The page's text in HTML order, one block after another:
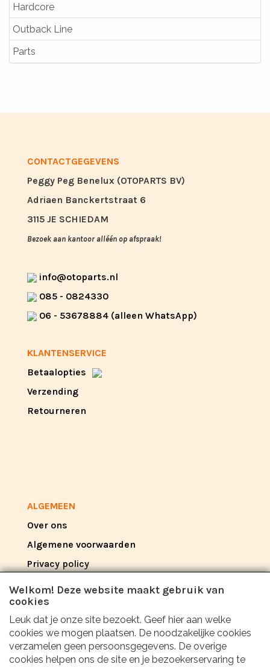
Hardcore
Outback Line
Parts
CONTACTGEGEVENS
Peggy Peg Benelux (OTOPARTS BV)
Adriaen Banckertstraat 6
3115 JE SCHIEDAM
Bezoek aan kantoor alléén op afspraak!
info@otoparts.nl
085 - 0824330
06 - 53678884 (alleen WhatsApp)
KLANTENSERVICE
Betaalopties
Verzending
Retourneren
ALGEMEEN
Over ons
Algemene voorwaarden
Privacy policy
REVIEW
Wat zeggen anderen over ons?
Welkom! Deze website maakt gebruik van
cookies
Leuk dat je onze site bezoekt. Geef hier aan welke
cookies we mogen plaatsen. De noodzakelijke cookies
verzamelen geen persoonsgegevens. De overige
cookies helpen ons de site en je bezoekerservaring te